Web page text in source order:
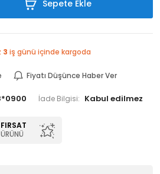
Sepete Ekle
3 iş günü içinde kargoda
Fiyatı Düşünce Haber Ver
İade Bilgisi:
FIRSAT
ÜRÜNÜ